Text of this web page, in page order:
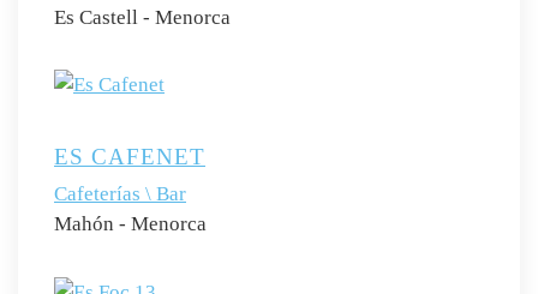
Es Castell - Menorca
ES CAFENET
Cafeterías \ Bar
Mahón - Menorca